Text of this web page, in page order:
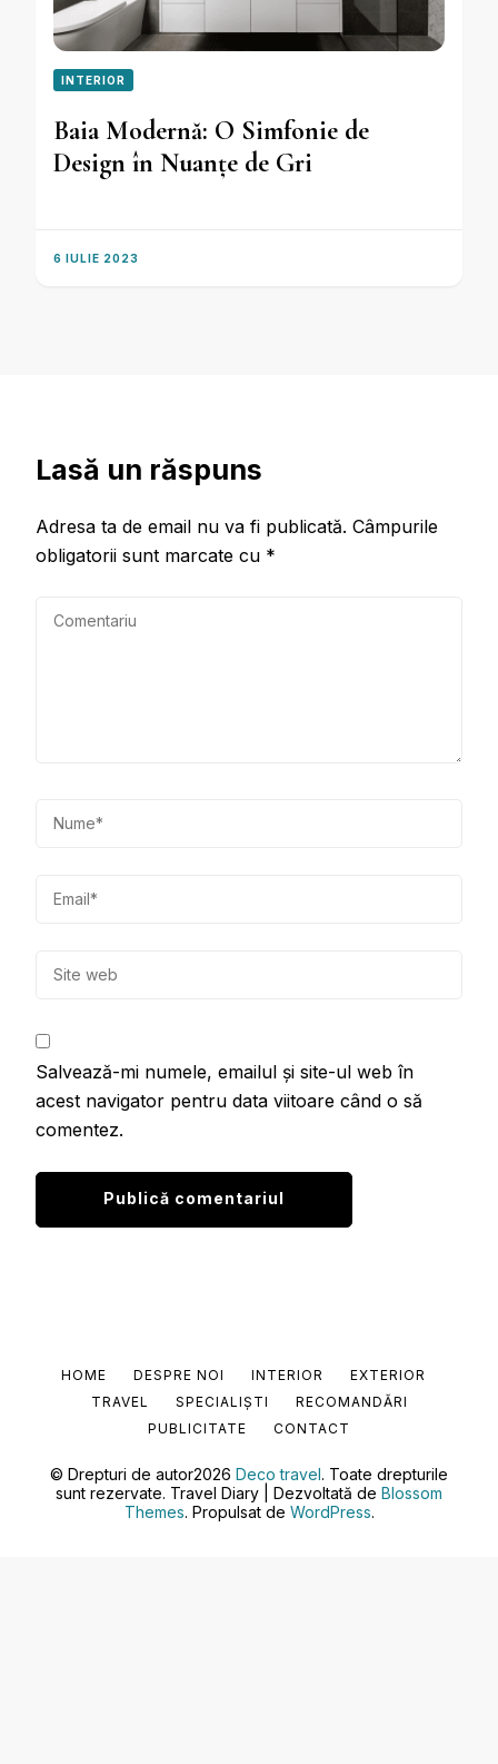
INTERIOR
Baia Modernă: O Simfonie de
Design în Nuanțe de Gri
6 IULIE 2023
Lasă un răspuns
Adresa ta de email nu va fi publicată. Câmpurile
obligatorii sunt marcate cu *
Salvează-mi numele, emailul și site-ul web în
acest navigator pentru data viitoare când o să
comentez.
© Drepturi de autor2026 Deco travel. Toate drepturile
sunt rezervate. Travel Diary | Dezvoltată de Blossom
Themes. Propulsat de WordPress.
HOME DESPRE NOI INTERIOR
EXTERIOR
TRAVEL
SPECIALIȘTI
RECOMANDĂRI
PUBLICITATE
CONTACT